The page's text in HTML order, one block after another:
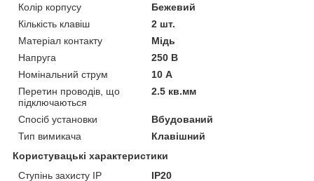
Колір корпусу
Бежевий
Кількість клавіш
2 шт.
Матеріал контакту
Мідь
Напруга
250 В
Номінальний струм
10 А
Перетин проводів, що
підключаються
2.5 кв.мм
Спосіб установки
Вбудований
Тип вимикача
Клавішний
Користувацькі характеристики
Ступінь захисту IP
IP20